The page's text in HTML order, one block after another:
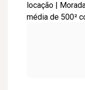
locação | Morada
média de 500²
lavabo, cozinha
armários, ilha e
rápida, área de